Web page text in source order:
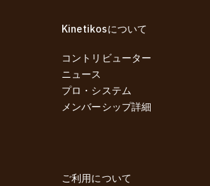
Kinetikosについて
コントリビューター
ニュース
プロ・システム
メンバーシップ詳細
ご利用について